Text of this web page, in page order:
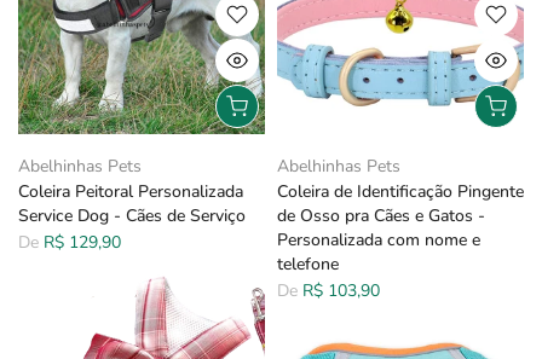
Abelhinhas Pets
Coleira Peitoral Personalizada
Service Dog - Cães de Serviço
De R$ 129,90
Abelhinhas Pets
Coleira de Identificação Pingente
de Osso pra Cães e Gatos -
Personalizada com nome e
telefone
De R$ 103,90